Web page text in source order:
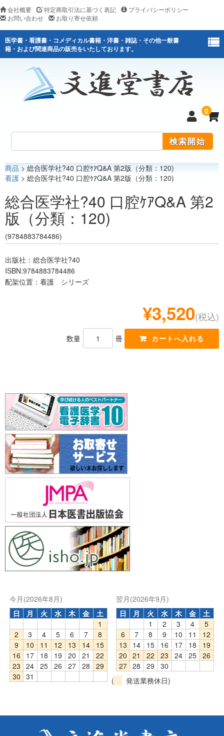
会社概要 特定商取引法に基づく表記
プライバシーポリシー
お問い合わせ
お取り寄せ依頼
医学書・看護書・コメディカル書籍・洋書・雑誌・その他一般書
籍・および関連商品の販売をいたしております。
0
医学
医薬関連
レジデント
商品 > 総合医学社?40 口腔ｹｱQ&A 第2版（分類：120)
看護 > 総合医学社?40 口腔ｹｱQ&A 第2版（分類：120)
総合医学社?40 口腔ｹｱQ&A 第2
版（分類：120)
(9784883784486)
出版社：総合医学社?40
ISBN:9784883784486
配架位置：看護 シリーズ
¥3,520(税込)
数量 冊
今月(2026年8月)
日
月 火 水 木 金
土
1
2
3 4 5 6 7
8
9
10 11 12 13 14
15
16
17 18 19 20 21
22
23
24 25 26 27 28
29
30
31
翌月(2026年9月)
日
月 火 水 木 金
土
1
2 3 4
5
6
7 8 9 10 11
12
13
14 15 16 17 18
19
20
21 22 23 24 25
26
27 28 29
30
(
発送業務休日)